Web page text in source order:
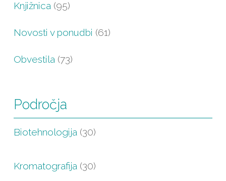
Knjižnica(95)
Novosti v ponudbi (61)
Obvestila (73)
Področja
Biotehnologija (30)
Kromatografija (30)